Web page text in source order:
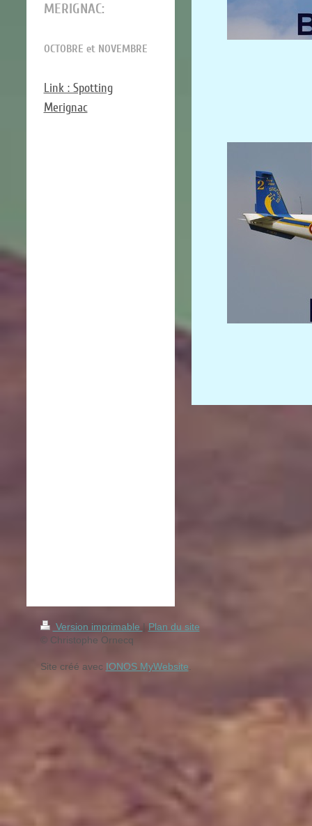
MERIGNAC:
OCTOBRE et NOVEMBRE
Link : Spotting
Merignac
Version imprimable | Plan du site
© Christophe Ornecq
Site créé avec IONOS MyWebsite.